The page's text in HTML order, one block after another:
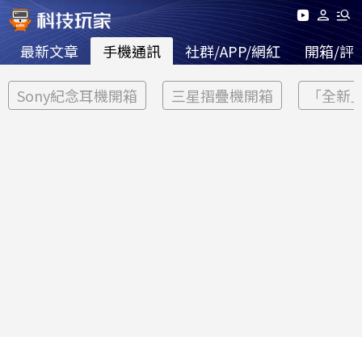
最新文章 手機通訊 社群/APP/網紅 開箱/評
Sony紀念耳機開箱 三星摺疊機開箱 「全新